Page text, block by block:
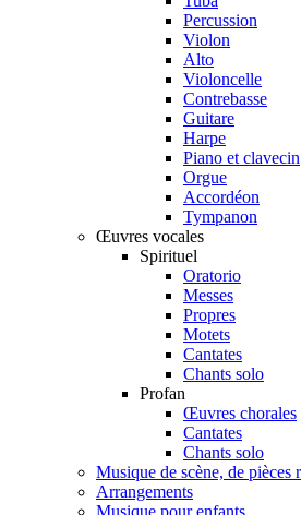
Percussion
Violon
Alto
Violoncelle
Contrebasse
Guitare
Harpe
Piano et clavecin
Orgue
Accordéon
Tympanon
Œuvres vocales
Spirituel
Oratorio
Messes
Propres
Motets
Cantates
Chants solo
Profan
Œuvres chorales
Cantates
Chants solo
Musique de scène, de
Arrangements
Musique pour enfants